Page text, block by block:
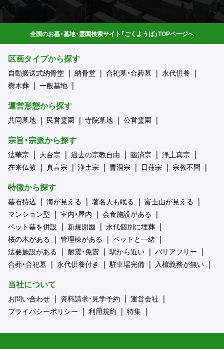
全国のお墓・墓地・霊園検索サイト「ごくようば」TOPページへ
区画タイプから探す
自動搬送式納骨堂 納骨堂 合祀墓・合葬墓
永代供養
樹木葬
一般墓地
運営形態から探す
共同墓地 民営霊園 寺院墓地 公営霊園
宗旨・宗派から探す
法華宗 天台宗 過去の宗教自由 臨済宗
浄土真宗
在来仏教
真言宗 浄土宗 曹洞宗 日蓮宗 宗教不問
特徴から探す
墓石持込 海が見える 著名人も眠る
富士山が見える
マンション型
室内・屋内
会食施設がある
ペット墓を併設
新規開園
永代個別に埋葬
桜の木がある
管理棟がある
ペットと一緒
法要施設がある
耐震・免震 駅から近い
バリアフリー
合葬・合祀墓
永代供養付き 駐車場完備 入檀義務が無い
当社について
お問い合わせ 資料請求・見学予約
運営会社
プライバシーポリシー
利用規約 特集